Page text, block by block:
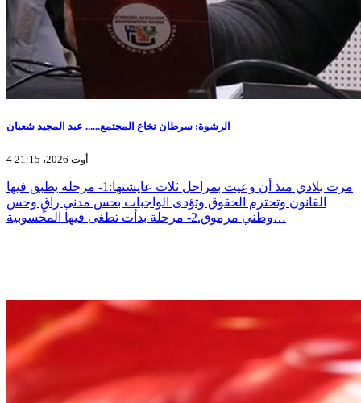
الرشوة: سرطان نخاع المجتمع...... عبد المجيد شعبان
4 أوت 2026، 21:15
مرت بلادي منذ أن وعيت بمراحل ثلاث عايشتها:1- مرحلة يطبق فيها
القانون وتحترم الحقوق وتؤدى الواجبات بحس مدني راقٍ وحس
وطني مرموق.2- مرحلة بدأت تطغى فيها المحسوبية…